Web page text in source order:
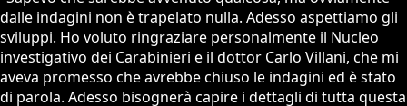
dalle indagini non è trapelato nulla. Adesso aspettiamo gli
sviluppi. Ho voluto ringraziare personalmente il Nucleo
investigativo dei Carabinieri e il dottor Carlo Villani, che mi
aveva promesso che avrebbe chiuso le indagini ed è stato
di parola. Adesso bisognerà capire i dettagli di tutta questa